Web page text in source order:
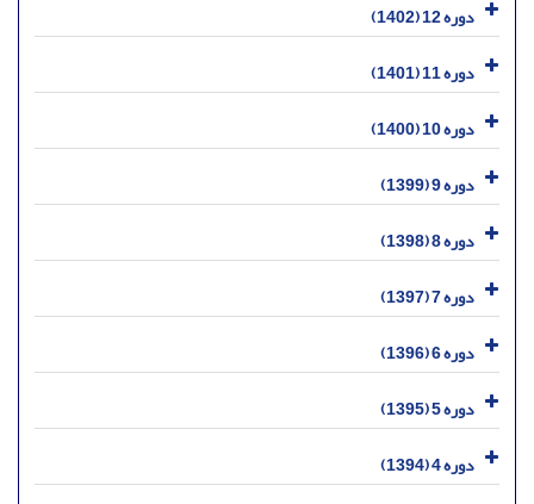
دوره 12 (1402)
دوره 11 (1401)
دوره 10 (1400)
دوره 9 (1399)
دوره 8 (1398)
دوره 7 (1397)
دوره 6 (1396)
دوره 5 (1395)
دوره 4 (1394)